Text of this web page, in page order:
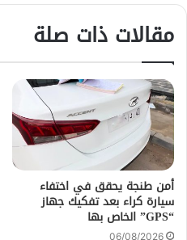
مقالات ذات صلة
أمن طنجة يحقق في اختفاء
سيارة كراء بعد تفكيك جهاز
“GPS” الخاص بها
06/08/2026